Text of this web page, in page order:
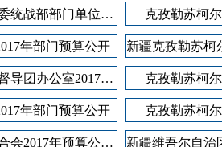
中共克孜勒苏柯尔克孜自治州委员会党委统战部部门单位2017年部门预算公开 克孜勒苏柯
年部门预算公开
克孜勒苏柯尔克孜自治州人民政府教育督导团办公室2017年部门预算公开 克孜勒苏柯
年部门预算公开 克孜勒苏柯
克孜勒苏柯尔克孜自治州文学艺术界联合会2017年预算公开说明